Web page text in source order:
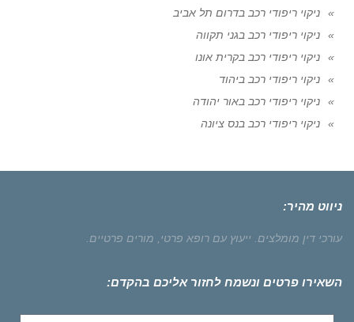
ניקוי ריפודי רכב בדרום תל אביב
ניקוי ריפודי רכב בגני תקווה
ניקוי ריפודי רכב בקרית אונו
ניקוי ריפודי רכב ביהוד
ניקוי ריפודי רכב באור יהודה
ניקוי ריפודי רכב בנס ציונה
ניווט מהיר:
עורכי דין מומלצים. ייעוץ עם רופא פרטי, מורים פרטיים.
השאירו פרטים ונשמח לחזור אליכם בהקדם: